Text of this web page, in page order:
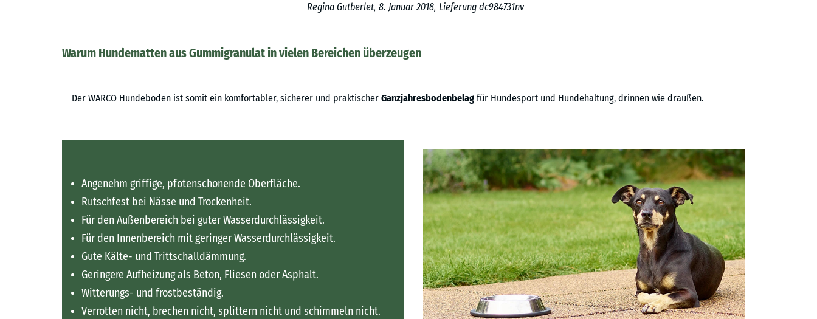
Regina Gutberlet, 8. Januar 2018, Lieferung dc984731nv
Warum Hundematten aus Gummigranulat in vielen Bereichen überzeugen
Der WARCO Hundeboden ist somit ein komfortabler, sicherer und praktischer Ganzjahresbodenbelag für Hundesport und Hundehaltung, drinnen wie draußen.
Angenehm griffige, pfotenschonende Oberfläche.
Rutschfest bei Nässe und Trockenheit.
Für den Außenbereich bei guter Wasserdurchlässigkeit.
Für den Innenbereich mit geringer Wasserdurchlässigkeit.
Gute Kälte- und Trittschalldämmung.
Geringere Aufheizung als Beton, Fliesen oder Asphalt.
Witterungs- und frostbeständig.
Verrotten nicht, brechen nicht, splittern nicht und schimmeln nicht.